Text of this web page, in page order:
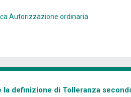
Autorizzazione ordinaria
la definizione di Tolleranza